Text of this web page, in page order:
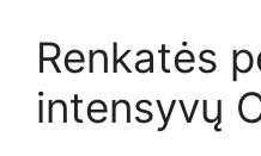
Renkatės
intensyvų